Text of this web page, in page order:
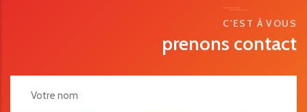
C'EST À VOUS
prenons contact